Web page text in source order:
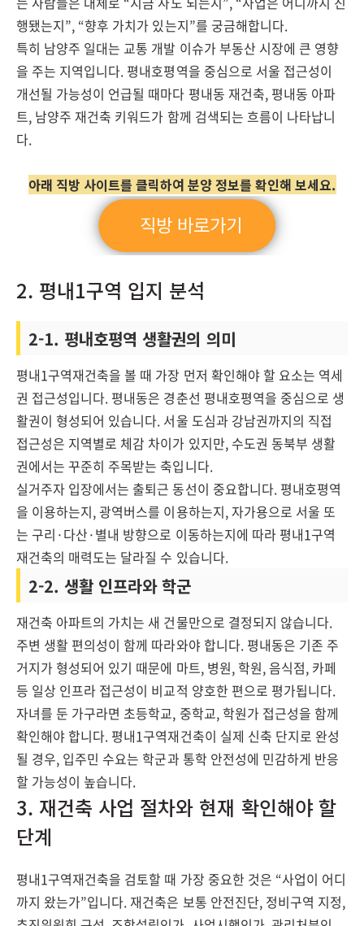
행됐는지”, “향후 가치가 있는지”를 궁금해합니다.
특히 남양주 일대는 교통 개발 이슈가 부동산 시장에 큰 영향
을 주는 지역입니다. 평내호평역을 중심으로 서울 접근성이
개선될 가능성이 언급될 때마다 평내동 재건축, 평내동 아파
트, 남양주 재건축 키워드가 함께 검색되는 흐름이 나타납니
다.
아래 직방 사이트를 클릭하여 분양 정보를 확인해 보세요.
2. 평내1구역 입지 분석
2-1. 평내호평역 생활권의 의미
평내1구역재건축을 볼 때 가장 먼저 확인해야 할 요소는 역세
권 접근성입니다. 평내동은 경춘선 평내호평역을 중심으로 생
활권이 형성되어 있습니다. 서울 도심과 강남권까지의 직접
접근성은 지역별로 체감 차이가 있지만, 수도권 동북부 생활
권에서는 꾸준히 주목받는 축입니다.
실거주자 입장에서는 출퇴근 동선이 중요합니다. 평내호평역
을 이용하는지, 광역버스를 이용하는지, 자가용으로 서울 또
는 구리·다산·별내 방향으로 이동하는지에 따라 평내1구역
재건축의 매력도는 달라질 수 있습니다.
2-2. 생활 인프라와 학군
재건축 아파트의 가치는 새 건물만으로 결정되지 않습니다.
주변 생활 편의성이 함께 따라와야 합니다. 평내동은 기존 주
거지가 형성되어 있기 때문에 마트, 병원, 학원, 음식점, 카페
등 일상 인프라 접근성이 비교적 양호한 편으로 평가됩니다.
자녀를 둔 가구라면 초등학교, 중학교, 학원가 접근성을 함께
확인해야 합니다. 평내1구역재건축이 실제 신축 단지로 완성
될 경우, 입주민 수요는 학군과 통학 안전성에 민감하게 반응
할 가능성이 높습니다.
3. 재건축 사업 절차와 현재 확인해야 할
단계
평내1구역재건축을 검토할 때 가장 중요한 것은 “사업이 어디
까지 왔는가”입니다. 재건축은 보통 안전진단, 정비구역 지정,